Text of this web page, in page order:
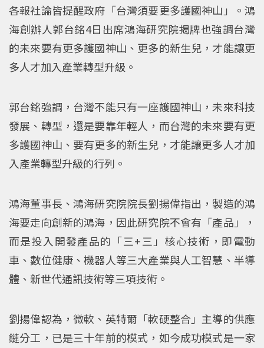
各報社論皆提醒政府「台灣須要更多護國神山」。鴻
海創辦人郭台銘4日出席鴻海研究院揭牌也強調台灣
的未來要有更多護國神山、更多的新生兒，才能讓更
多人才加入產業轉型升級。
郭台銘強調，台灣不能只有一座護國神山，未來科技
發展、轉型，還是要靠年輕人，而台灣的未來要有更
多護國神山、要有更多的新生兒，才能讓更多人才加
入產業轉型升級的行列。
鴻海董事長、鴻海研究院院長劉揚偉指出，製造的鴻
海要走向創新的鴻海，因此研究院不會有「產品」，
而是投入開發產品的「三+三」核心技術，即電動
車、數位健康、機器人等三大產業與人工智慧、半導
體、新世代通訊技術等三項技術。
劉揚偉認為，微軟、英特爾「軟硬整合」主導的供應
鏈分工，已是三十年前的模式，如今成功模式是一家